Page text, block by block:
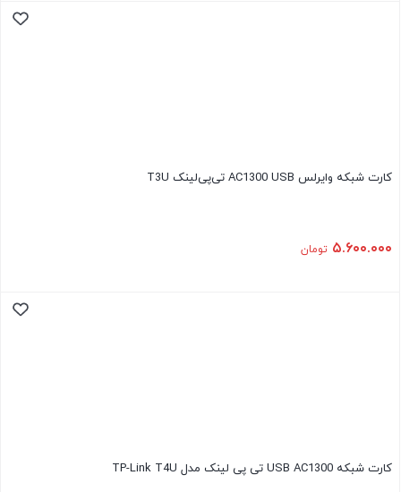
کارت شبکه وایرلس AC1300 USB تی‌پی‌لینک T3U
۵.۶۰۰.۰۰۰ تومان
کارت شبکه USB AC1300 تی پی لینک مدل TP-Link T4U